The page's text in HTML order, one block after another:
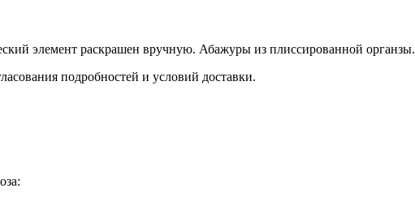
элемент раскрашен вручную. Абажуры из плиссированной органзы.
подробностей и условий доставки.